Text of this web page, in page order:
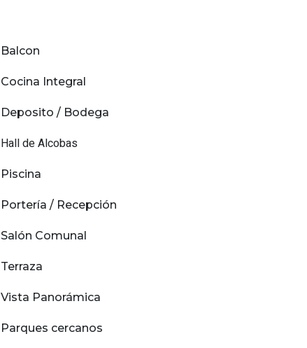
Balcon
Cocina Integral
Deposito / Bodega
Hall de Alcobas
Piscina
Portería / Recepción
Salón Comunal
Terraza
Vista Panorámica
Parques cercanos